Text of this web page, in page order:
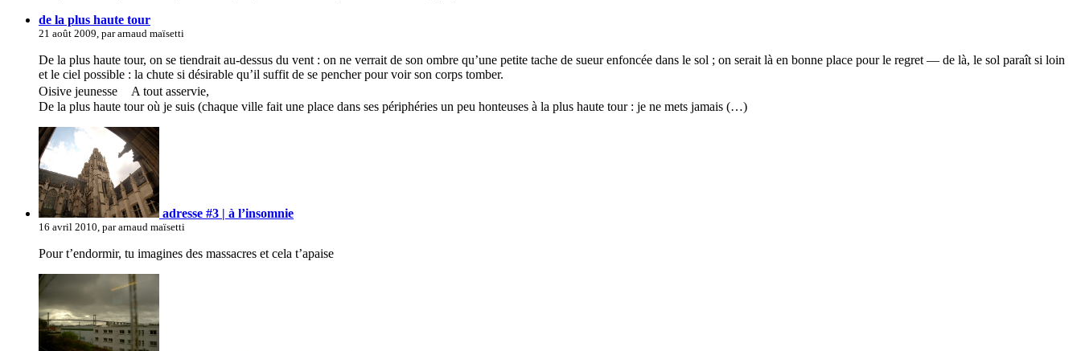
de la plus haute tour
21 août 2009, par arnaud maïsetti
De la plus haute tour, on se tiendrait au-dessus du vent : on ne verrait de son ombre qu’une petite tache de sueur enfoncée dans le sol ; on serait là en bonne place pour le regret — de là, le sol paraît si loin
et le ciel possible : la chute si désirable qu’il suffit de se pencher pour voir son corps tomber.
Oisive jeunesse A tout asservie,
De la plus haute tour où je suis (chaque ville fait une place dans ses périphéries un peu honteuses à la plus haute tour : je ne mets jamais (…)
adresse #3 | à l’insomnie
16 avril 2010, par arnaud maïsetti
Pour t’endormir, tu imagines des massacres et cela t’apaise